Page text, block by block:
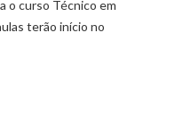
o curso Técnico em
terão início no